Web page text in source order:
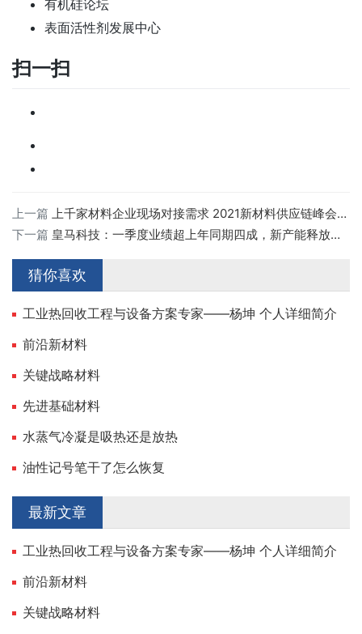
有机硅论坛
表面活性剂发展中心
扫一扫
上一篇 上千家材料企业现场对接需求 2021新材料供应链峰会成功举办
下一篇 皇马科技：一季度业绩超上年同期四成，新产能释放延续高增长！
猜你喜欢
工业热回收工程与设备方案专家——杨坤 个人详细简介
前沿新材料
关键战略材料
先进基础材料
水蒸气冷凝是吸热还是放热
油性记号笔干了怎么恢复
最新文章
工业热回收工程与设备方案专家——杨坤 个人详细简介
前沿新材料
关键战略材料